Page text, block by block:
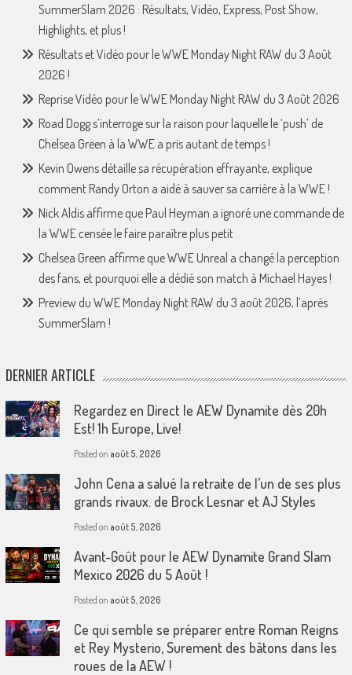
SummerSlam 2026 : Résultats, Vidéo, Express, Post Show,
Highlights, et plus !
Résultats et Vidéo pour le WWE Monday Night RAW du 3 Août
2026 !
Reprise Vidéo pour le WWE Monday Night RAW du 3 Août 2026
Road Dogg s’interroge sur la raison pour laquelle le ‘push’ de
Chelsea Green à la WWE a pris autant de temps !
Kevin Owens détaille sa récupération effrayante, explique
comment Randy Orton a aidé à sauver sa carrière à la WWE !
Nick Aldis affirme que Paul Heyman a ignoré une commande de
la WWE censée le faire paraître plus petit
Chelsea Green affirme que WWE Unreal a changé la perception
des fans, et pourquoi elle a dédié son match à Michael Hayes !
Preview du WWE Monday Night RAW du 3 août 2026, l’après
SummerSlam !
DERNIER ARTICLE
Regardez en Direct le AEW Dynamite dès 20h
Est! 1h Europe, Live!
Posted on août 5, 2026
John Cena a salué la retraite de l’un de ses plus
grands rivaux. de Brock Lesnar et AJ Styles
Posted on août 5, 2026
Avant-Goût pour le AEW Dynamite Grand Slam
Mexico 2026 du 5 Août !
Posted on août 5, 2026
Ce qui semble se préparer entre Roman Reigns
et Rey Mysterio, Surement des bâtons dans les
roues de la AEW !